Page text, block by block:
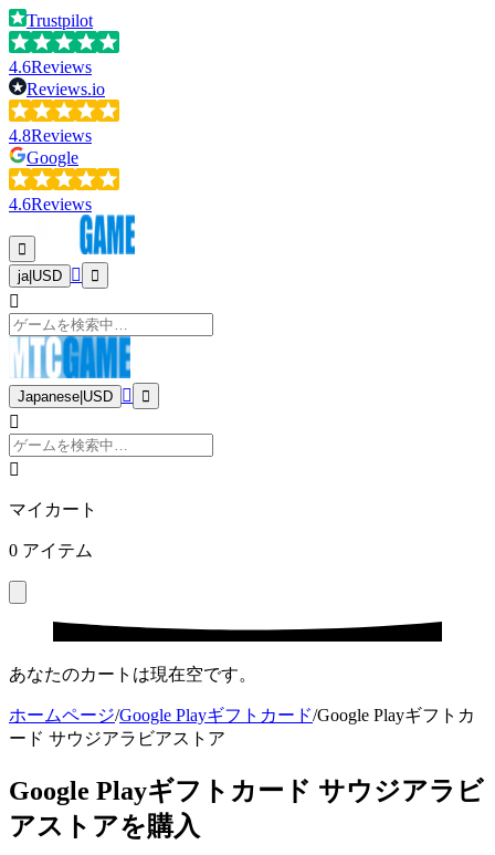
Trustpilot
4.6Reviews
Reviews.io
4.8Reviews
Google
4.6Reviews
ja| USD
Japanese USD
マイカート
0 アイテム
あなたのカートは現在空です。
ホームページ/Google Playギフトカード/Google Playギフトカ
ード サウジアラビアストア
Google Playギフトカード サウジアラビ
アストアを購入